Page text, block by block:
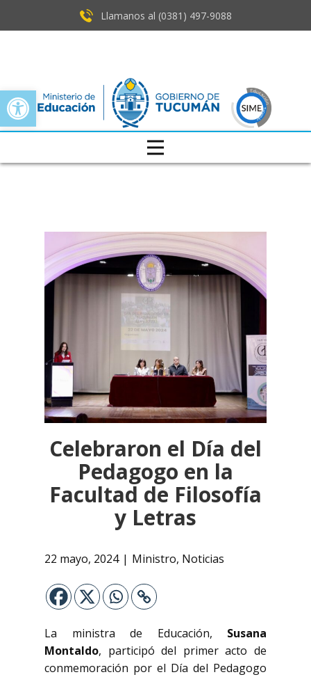
Open toolbar
Llamanos al (0381) ​497-9088
Celebraron el Día del
Pedagogo en la
Facultad de Filosofía
y Letras
22 mayo, 2024 Ministro, Noticias
La ministra de Educación, Susana
Montaldo, participó del primer acto de
conmemoración por el Día del Pedagogo